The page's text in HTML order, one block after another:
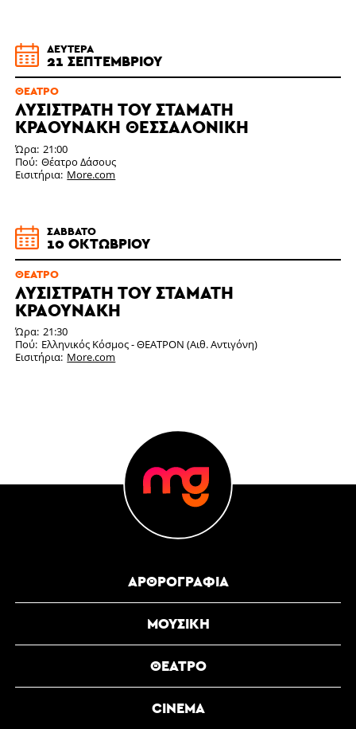
ΔΕΥΤΈΡΑ
21 ΣΕΠΤΕΜΒΡΊΟΥ
ΘΈΑΤΡΟ
ΛΥΣΙΣΤΡΑΤΗ ΤΟΥ ΣΤΑΜΑΤΗ
ΚΡΑΟΥΝΆΚΗ ΘΕΣΣΑΛΟΝΊΚΗ
Ώρα 21:00
Πού Θέατρο Δάσους
Εισιτήρια More.com
ΣΆΒΒΑΤΟ
10 ΟΚΤΩΒΡΊΟΥ
ΘΈΑΤΡΟ
ΛΥΣΙΣΤΡΑΤΗ ΤΟΥ ΣΤΑΜΆΤΗ
ΚΡΑΟΥΝΆΚΗ
Ώρα 21:30
Πού Ελληνικός Κόσμος - ΘΕΑΤΡΟΝ (Αιθ. Αντιγόνη)
Εισιτήρια More.com
ΑΡΘΡΟΓΡΑΦΊΑ
ΜΟΥΣΙΚΉ
ΘΈΑΤΡΟ
CINEMA